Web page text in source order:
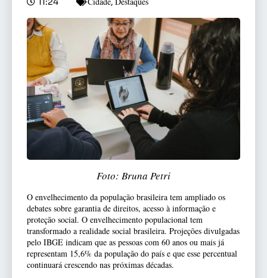
Foto: Bruna Petri
O envelhecimento da população brasileira tem ampliado os
debates sobre garantia de direitos, acesso à informação e
proteção social. O envelhecimento populacional tem
transformado a realidade social brasileira. Projeções divulgadas
pelo IBGE indicam que as pessoas com 60 anos ou mais já
representam 15,6% da população do país e que esse percentual
continuará crescendo nas próximas décadas.